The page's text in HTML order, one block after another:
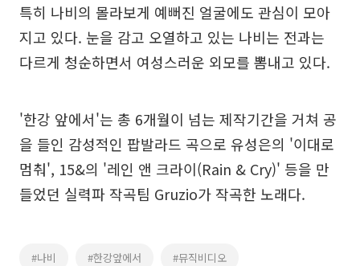
특히 나비의 몰라보게 예뻐진 얼굴에도 관심이 모아
지고 있다. 눈을 감고 오열하고 있는 나비는 전과는
다르게 청순하면서 여성스러운 외모를 뽐내고 있다.
'한강 앞에서'는 총 6개월이 넘는 제작기간을 거쳐 공
을 들인 감성적인 팝발라드 곡으로 유성은의 '이대로
멈춰', 15&의 '레인 앤 크라이(Rain & Cry)' 등을 만
들었던 실력파 작곡팀 Gruzio가 작곡한 노래다.
#나비 #한강앞에서 #뮤직비디오